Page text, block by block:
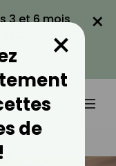
3 et 6 mois
×
de
×